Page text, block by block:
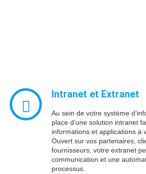
Intranet et Extranet
Au sein de votre système
place d’une solution intranet
informations et applications à
Ouvert sur vos partenaires,
fournisseurs, votre extranet
communication et une
processus.